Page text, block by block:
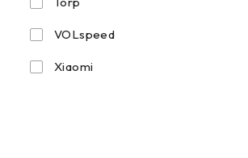
VOLspeed
Xiaomi